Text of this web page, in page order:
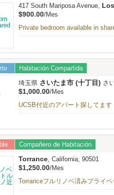
417 South Mariposa Avenue,
$900.00/Mes
Private bedroom available in
Habitación Compartida
埼玉県 さいたま市 (十丁目) さ
$1,000.00/Mes
UCSB付近のアパート探してます
Compañero de Habitación
Torrance, California, 90501
$1,250.00/Mes
Torranceフルリノベ済みプライ